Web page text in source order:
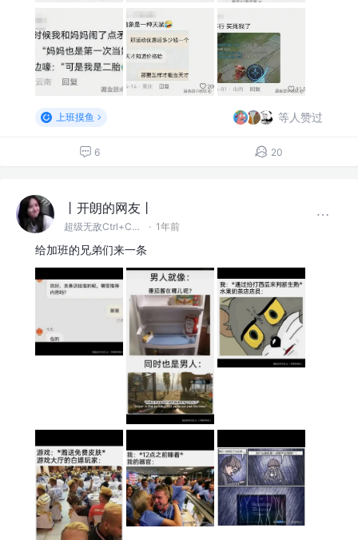
上班摸鱼 等人赞过
6 20
丨开朗的网友丨
超级无敌Ctrl+C~V~Z大王 · 1年前
给加班的兄弟们来一条